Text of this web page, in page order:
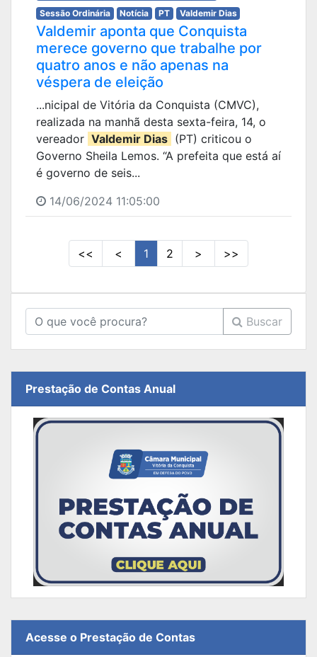
Sessão Ordinária
Notícia PT Valdemir Dias
Valdemir aponta que Conquista
merece governo que trabalhe por
quatro anos e não apenas na
véspera de eleição
...nicipal de Vitória da Conquista (CMVC),
realizada na manhã desta sexta-feira, 14, o
vereador Valdemir Dias (PT) criticou o
Governo Sheila Lemos. “A prefeita que está aí
é governo de seis...
14/06/2024 11:05:00
<< < 1 2 > >>
Buscar
Prestação de Contas Anual
Acesse o Prestação de Contas